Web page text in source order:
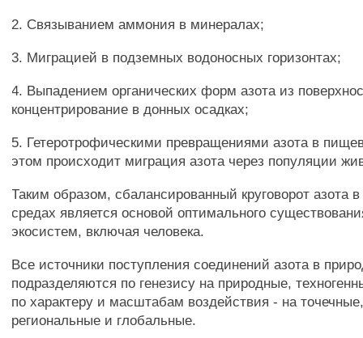
2. Связыванием аммония в минералах;
3. Миграцией в подземных водоносных горизонтах;
4. Выпадением органических форм азота из
концентрирование в донных осадках;
5. Гетеротрофическими превращениями азота в
этом происходит миграция азота через популяции
Таким образом, сбалансированный круговорот азота
средах является основой оптимального
экосистем, включая человека.
Все источники поступления соединений азота в
подразделяются по генезису на природные,
по характеру и масштабам воздействия - на
региональные и глобальные.